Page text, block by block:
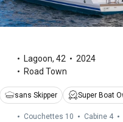
Lagoon, 42
2024
Road Town
sans Skipper Super Boat
Couchettes 10 Cabine 4